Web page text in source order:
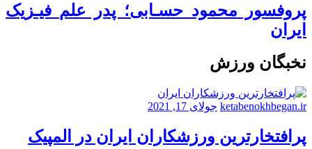
پروفسور محمود حسـابی؛ پدر علم فیـزیک
ایران
نخبگان ورزش
ketabenokhbegan.ir جولای 17, 2021
پرافتخارترین ورزشکاران ایران در المپیک